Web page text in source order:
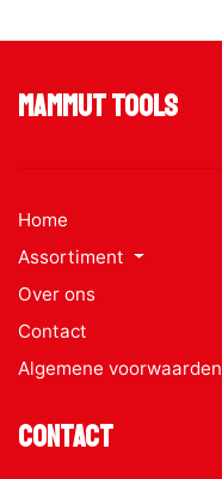
Mammut Tools
Home
Assortiment
Over ons
Contact
Algemene voorwaarden
Contact